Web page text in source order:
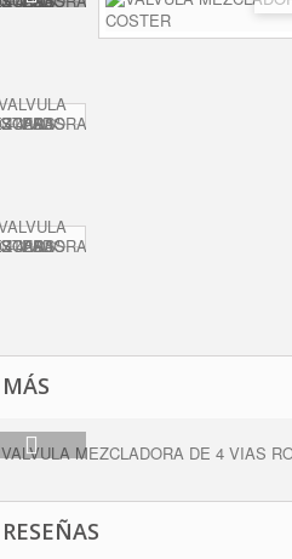
MÁS
VALVULA MEZCLADORA DE 4 VIAS
RESEÑAS